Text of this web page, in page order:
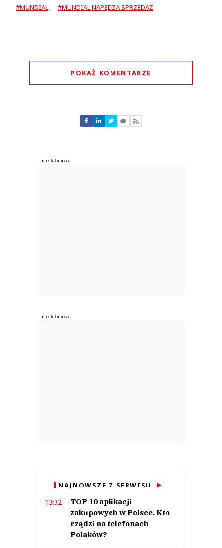
#MUNDIAL
#MUNDIAL NAPĘDZA SPRZEDAŻ
POKAŻ KOMENTARZE
Nie znaleziono komentarzy
Zostaw swoje komentarze
NAJNOWSZE Z SERWISU
13:32
TOP 10 aplikacji
zakupowych w Polsce. Kto
rządzi na telefonach
Polaków?